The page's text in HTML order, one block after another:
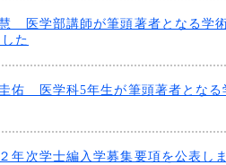
医学部講師が筆頭著者となる学
た
佑 医学科5年生が筆頭著者となる
年次学士編入学募集要項を公表しま